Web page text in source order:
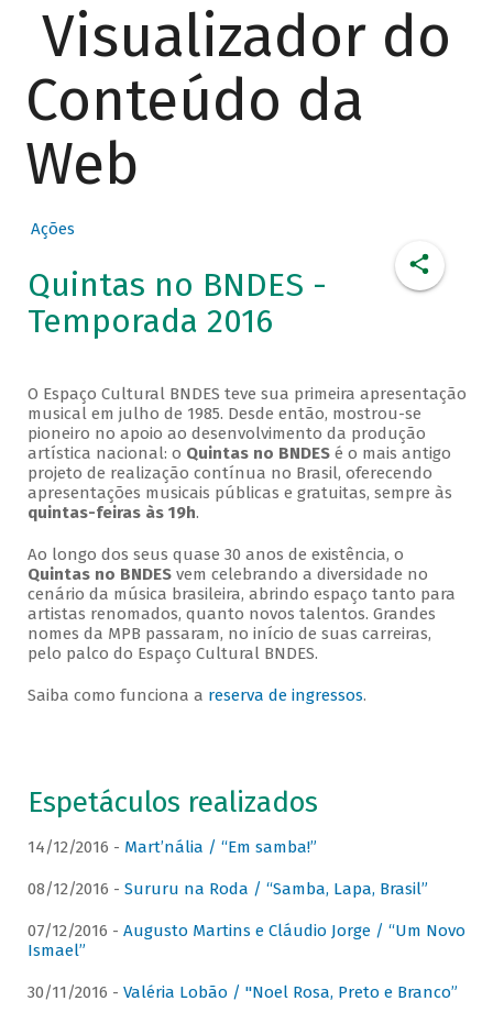
Visualizador do
Conteúdo da
Web
Ações
Quintas no BNDES -
Temporada 2016
O Espaço Cultural BNDES teve sua primeira apresentação
musical em julho de 1985. Desde então, mostrou-se
pioneiro no apoio ao desenvolvimento da produção
artística nacional: o Quintas no BNDESé o mais antigo
projeto de realização contínua no Brasil, oferecendo
apresentações musicais públicas e gratuitas, sempre às
quintas-feiras às 19h.
Ao longo dos seus quase 30 anos de existência, o
Quintas no BNDESvem celebrando a diversidade no
cenário da música brasileira, abrindo espaço tanto para
artistas renomados, quanto novos talentos. Grandes
nomes da MPB passaram, no início de suas carreiras,
pelo palco do Espaço Cultural BNDES.
Saiba como funciona a reserva de ingressos.
Espetáculos realizados
14/12/2016 - Mart’nália / “Em samba!”
08/12/2016 - Sururu na Roda / “Samba, Lapa, Brasil”
07/12/2016 - Augusto Martins e Cláudio Jorge / “Um Novo
Ismael”
30/11/2016 - Valéria Lobão / "Noel Rosa, Preto e Branco”